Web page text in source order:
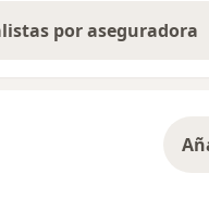
por aseguradora